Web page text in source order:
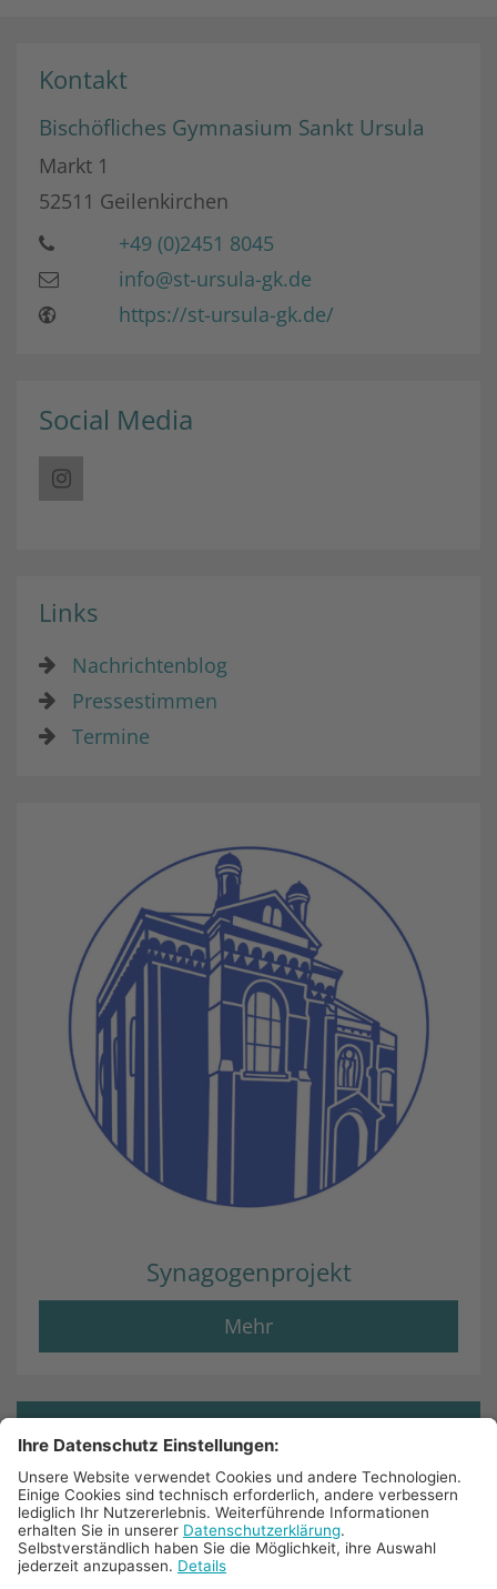
Kontakt
Bischöfliches Gymnasium Sankt Ursula
Markt 1
52511 Geilenkirchen
+49 (0)2451 8045
info@st-ursula-gk.de
https://st-ursula-gk.de/
Social Media
Links
Nachrichtenblog
Pressestimmen
Termine
Synagogenprojekt
Mehr